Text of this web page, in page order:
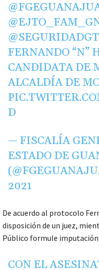
FERNANDO “N”
CANDIDATA DE
ALCALDÍA DE
D
— FISCALÍA
ESTADO DE
2021
De acuerdo al protocolo
disposición de un juez,
Público formule imputación
CON EL